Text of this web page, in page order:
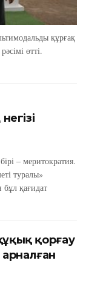
құрғақ
өтті.
– меритократия.
туралы»
бұл қағидат
қорғау